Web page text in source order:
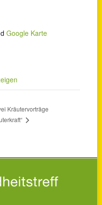
Google Karte
Kräutervorträge